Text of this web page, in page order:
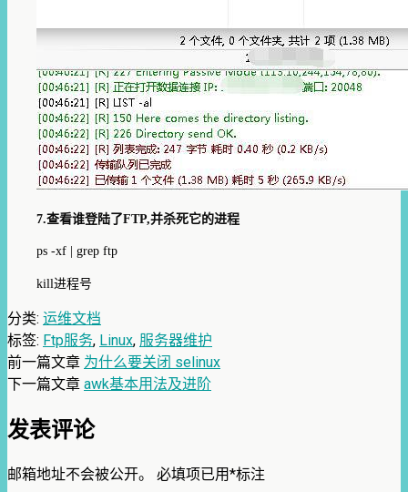
7.查看谁登陆了FTP,并杀死它的进程
ps -xf | grep ftp
kill进程号
分类: 运维文档
标签: Ftp服务, Linux, 服务器维护
前一篇文章 为什么要关闭 selinux
下一篇文章 awk基本用法及进阶
发表评论
邮箱地址不会被公开。 必填项已用*标注